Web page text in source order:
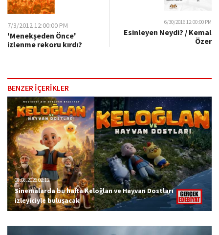
7/3/2012 12:00:00 PM
'Menekşeden Önce'
izlenme rekoru kırdı?
6/30/2016 12:00:00 PM
Esinleyen Neydi? / Kemal
Özer
BENZER İÇERİKLER
08.08.2026 02:12
Sinemalarda bu hafta Keloğlan ve Hayvan Dostları
izleyiciyle buluşacak